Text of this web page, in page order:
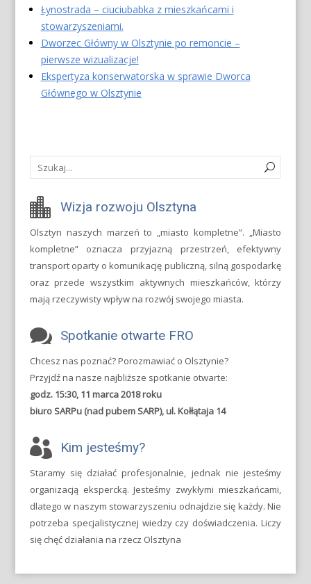
Łynostrada – ciuciubabka z mieszkańcami i
stowarzyszeniami.
Dworzec Główny w Olsztynie po remoncie –
pierwsze wizualizacje!
Ekspertyza konserwatorska w sprawie Dworca
Głównego w Olsztynie
Wizja rozwoju Olsztyna
Olsztyn naszych marzeń to „miasto kompletne”. „Miasto
kompletne” oznacza przyjazną przestrzeń, efektywny
transport oparty o komunikację publiczną, silną gospodarkę
oraz przede wszystkim aktywnych mieszkańców, którzy
mają rzeczywisty wpływ na rozwój swojego miasta.
Spotkanie otwarte FRO
Chcesz nas poznać? Porozmawiać o Olsztynie?
Przyjdź na nasze najbliższe spotkanie otwarte:
godz. 15:30, 11 marca 2018 roku
biuro SARPu (nad pubem SARP), ul. Kołłątaja 14
Kim jesteśmy?
Staramy się działać profesjonalnie, jednak nie jesteśmy
organizacją ekspercką. Jesteśmy zwykłymi mieszkańcami,
dlatego w naszym stowarzyszeniu odnajdzie się każdy. Nie
potrzeba specjalistycznej wiedzy czy doświadczenia. Liczy
się chęć działania na rzecz Olsztyna